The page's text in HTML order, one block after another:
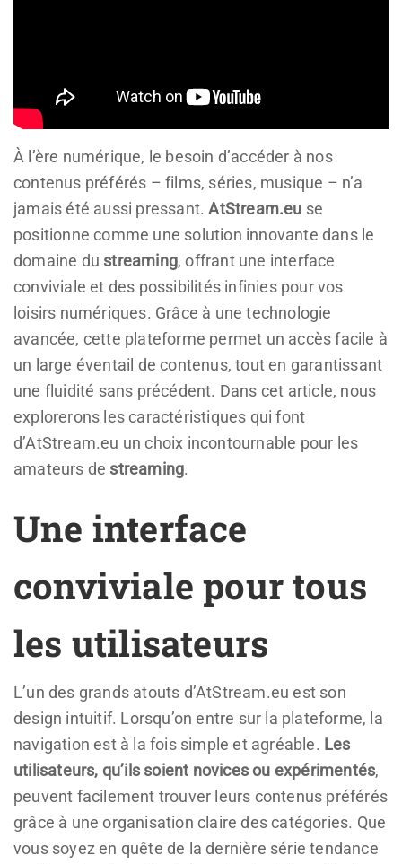
À l’ère numérique, le besoin d’accéder à nos
contenus préférés – films, séries, musique – n’a
jamais été aussi pressant.AtStream.eu se
positionne comme une solution innovante dans le
domaine du streaming, offrant une interface
conviviale et des possibilités infinies pour vos
loisirs numériques. Grâce à une technologie
avancée, cette plateforme permet un accès facile à
un large éventail de contenus, tout en garantissant
une fluidité sans précédent. Dans cet article, nous
explorerons les caractéristiques qui font
d’AtStream.eu un choix incontournable pour les
amateurs de streaming.
Une interface
conviviale pour tous
les utilisateurs
L’un des grands atouts d’AtStream.eu est son
design intuitif. Lorsqu’on entre sur la plateforme, la
navigation est à la fois simple et agréable. Les
utilisateurs, qu’ils soient novices ou expérimentés,
peuvent facilement trouver leurs contenus préférés
grâce à une organisation claire des catégories. Que
vous soyez en quête de la dernière série tendance